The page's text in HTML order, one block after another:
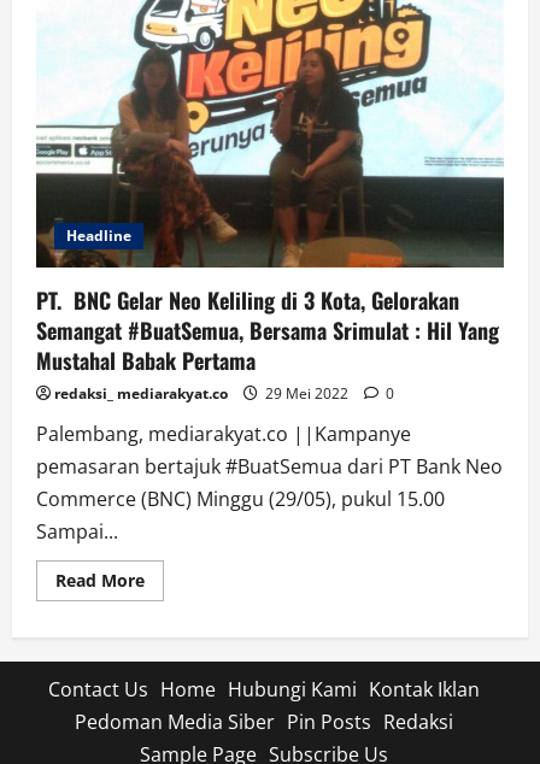
Headline
PT. BNC Gelar Neo Keliling di 3 Kota, Gelorakan
Semangat #BuatSemua, Bersama Srimulat : Hil Yang
Mustahal Babak Pertama
redaksi_ mediarakyat.co 29 Mei 2022 0
Palembang, mediarakyat.co ||Kampanye
pemasaran bertajuk #BuatSemua dari PT Bank Neo
Commerce (BNC) Minggu (29/05), pukul 15.00
Sampai...
Read MoreRead
more
Gelar
Neo
Keliling
di
3
Kota,
Contact Us Home Hubungi Kami Kontak Iklan
Pedoman Media Siber Pin Posts Redaksi
Sample Page Subscribe Us